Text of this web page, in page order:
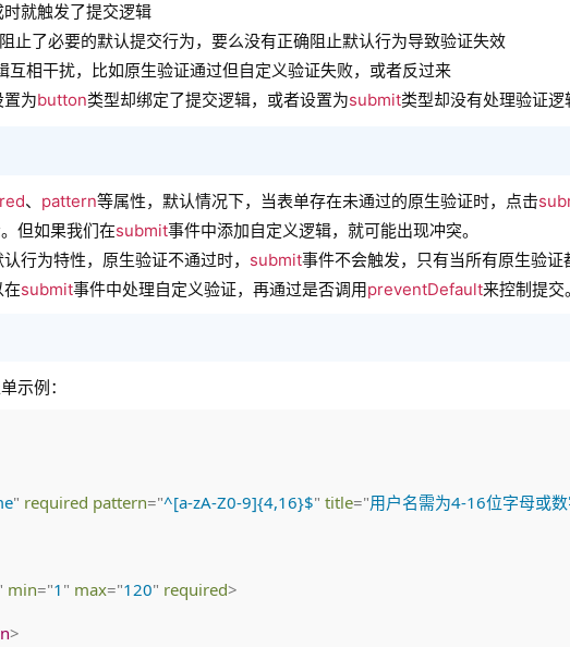
就触发了提交逻辑
止了必要的默认提交行为，要么没有正确阻止默认行为导致验证失效
相干扰，比如原生验证通过但自定义验证失败，或者反过来
为button类型却绑定了提交逻辑，或者设置为submit类型却没有处理验证逻
、 pattern等属性，默认情况下，当表单存在未通过的原生验证时，点击
但如果我们在submit事件中添加自定义逻辑，就可能出现冲突。
行为特性，原生验证不通过时， submit事件不会触发，只有当所有原生验证
submit事件中处理自定义验证，再通过是否调用preventDefault来控制提交。
示例：
" required pattern="^[a-zA-Z0-9]{4,16}$" title="用户名需为4-16位字母或
min="1 " max="120" required>
>